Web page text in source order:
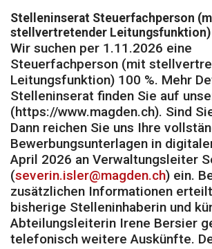
Stelleninserat Steuerfachperson
stellvertretender Leitungsfunktion)
Wir suchen per 1.11.2026 eine
Steuerfachperson (mit
Leitungsfunktion) 100 %. Mehr
Stelleninserat finden Sie auf
(https://www.magden.ch). Sind
Dann reichen Sie uns Ihre
Bewerbungsunterlagen in
April 2026 an Verwaltungsleiter
(severin.isler@magden.ch) ein.
zusätzlichen Informationen
bisherige Stelleninhaberin und
Abteilungsleiterin Irene Bersier
telefonisch weitere Auskünfte.